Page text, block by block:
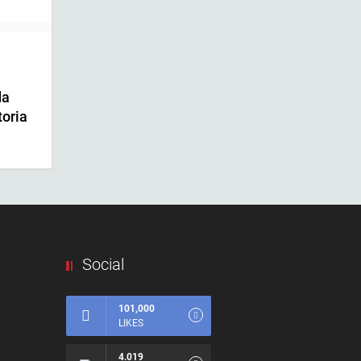
Social
101,000
LIKES
4.019